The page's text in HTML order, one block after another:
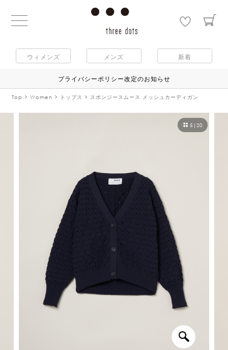
ウィメンズ メンズ 新着
プライバシーポリシー改定のお知らせ
Top Women トップス スポンジースムース メッシュカーディガン
5 |20